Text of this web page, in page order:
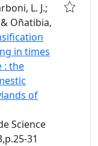
L. J.;
Oñatibia,
in times
: the
of
Science
31